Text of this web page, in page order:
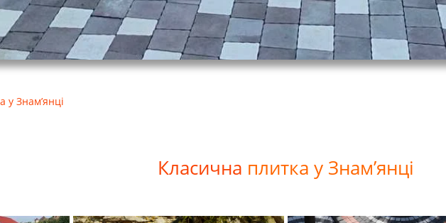
у Знам’янці
Класична плитка у Знам’янці